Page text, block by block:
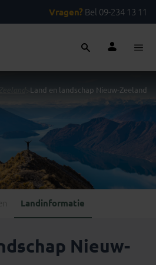
Vragen? Bel 09-234 13 11
Land en landschap Nieuw-Zeeland
Landinformatie
Nieuw-